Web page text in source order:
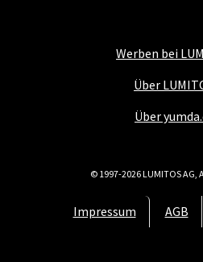
Werben bei
Über
Über
Impressum AGB
© 1997-2026 LUMITOS AG,